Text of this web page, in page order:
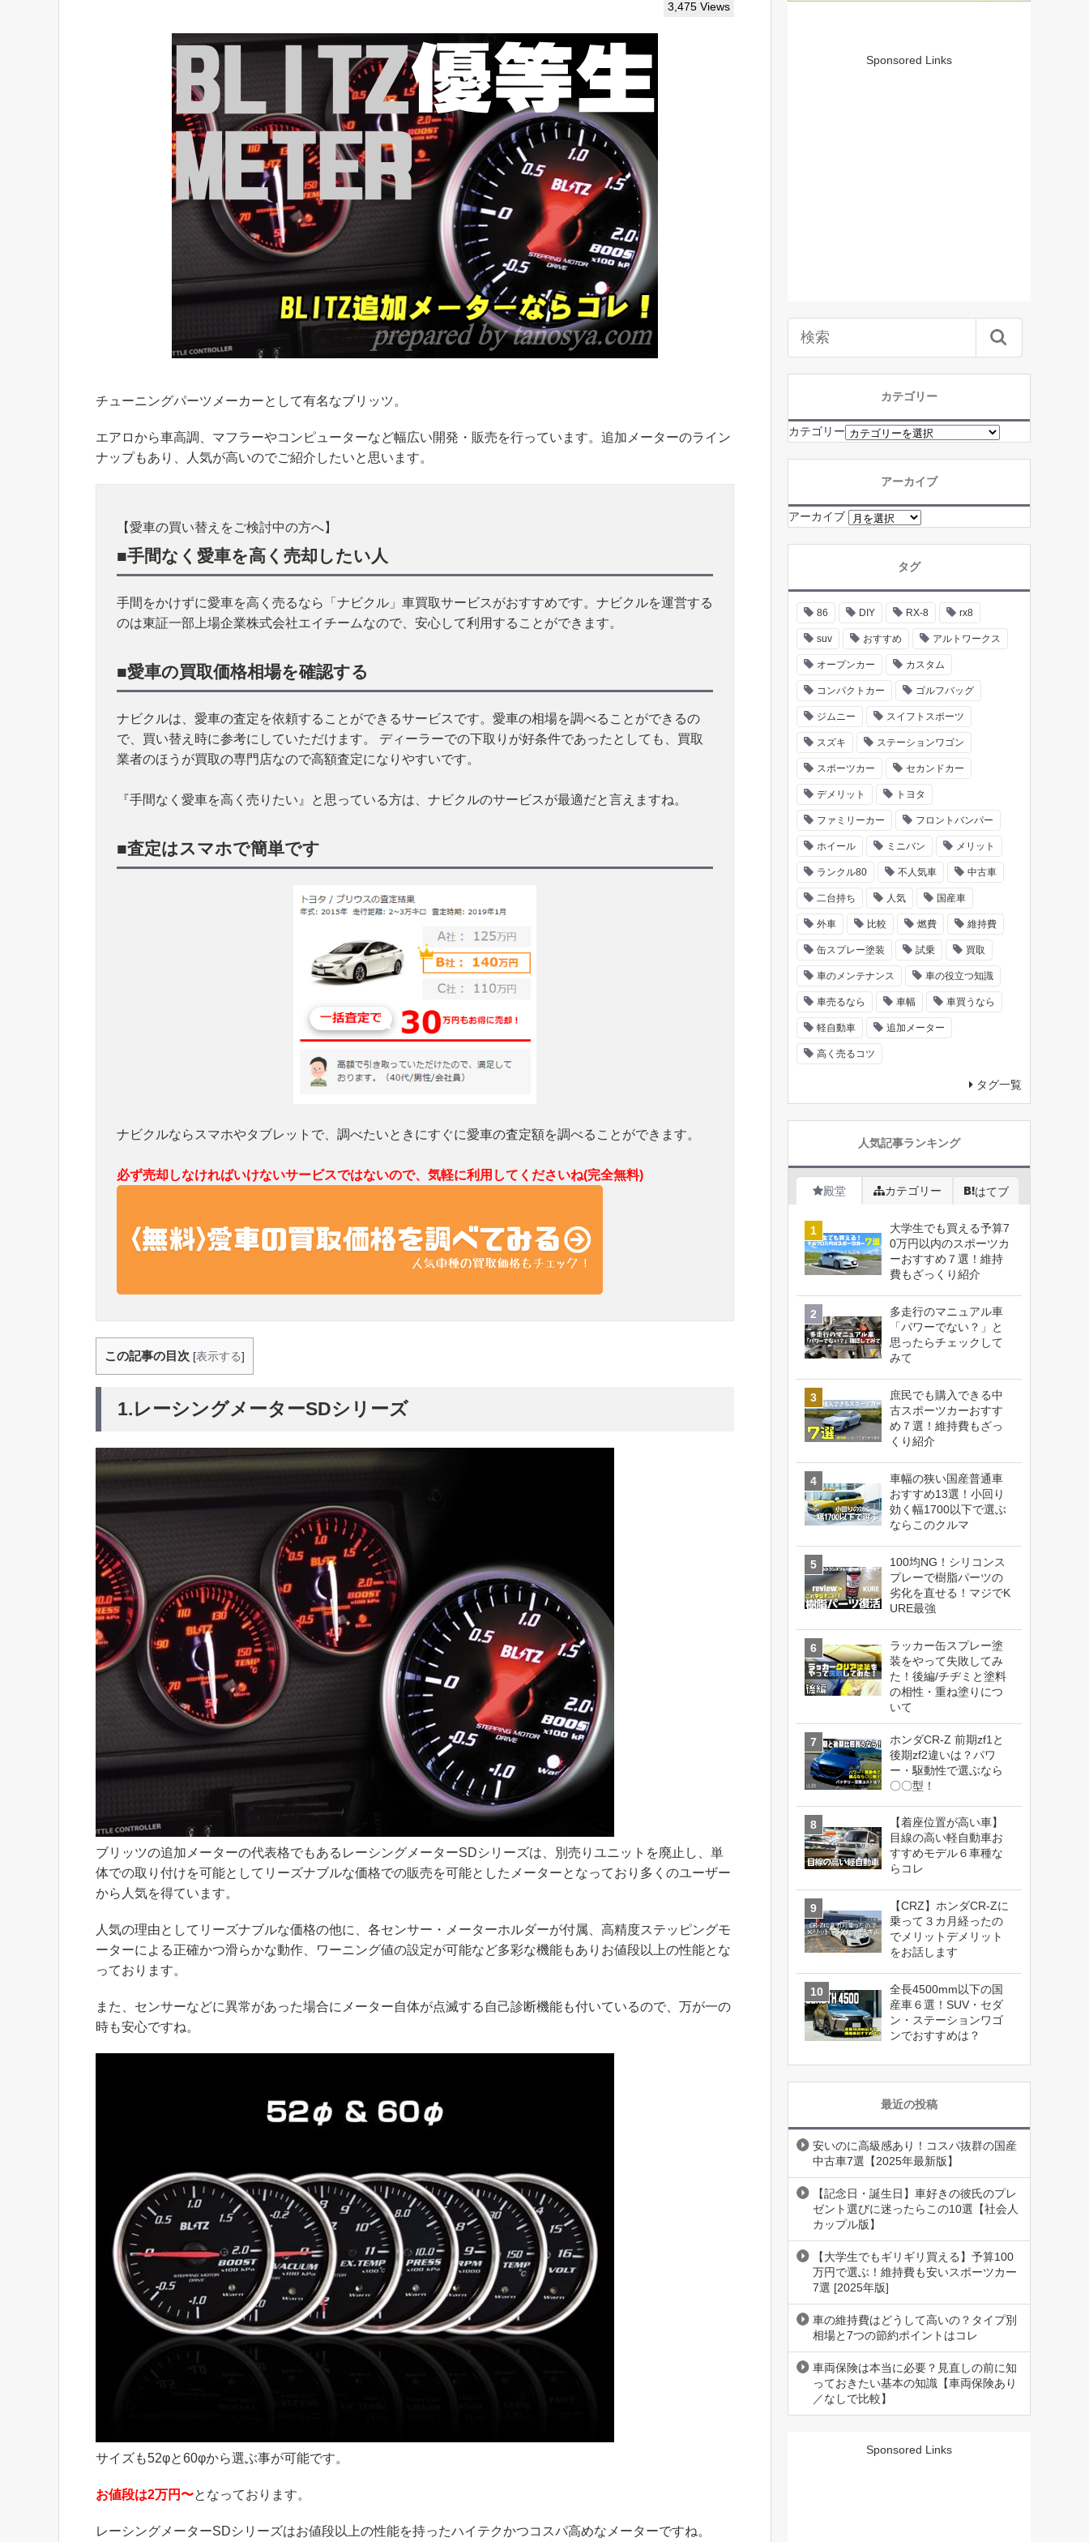
3,475 Views
チューニングパーツメーカーとして有名なブリッツ。
エアロから車高調、マフラーやコンピューターなど幅広い開発・販売を行っています。追加メーターのライン
ナップもあり、人気が高いのでご紹介したいと思います。
【愛車の買い替えをご検討中の方へ】
■手間なく愛車を高く売却したい人
手間をかけずに愛車を高く売るなら「ナビクル」車買取サービスがおすすめです。ナビクルを運営する
のは東証一部上場企業株式会社エイチームなので、安心して利用することができます。
■愛車の買取価格相場を確認する
ナビクルは、愛車の査定を依頼することができるサービスです。愛車の相場を調べることができるの
で、買い替え時に参考にしていただけます。 ディーラーでの下取りが好条件であったとしても、買取
業者のほうが買取の専門店なので高額査定になりやすいです。
『手間なく愛車を高く売りたい』と思っている方は、ナビクルのサービスが最適だと言えますね。
■査定はスマホで簡単です
ナビクルならスマホやタブレットで、調べたいときにすぐに愛車の査定額を調べることができます。
必ず売却しなければいけないサービスではないので、気軽に利用してくださいね(完全無料)
この記事の目次 [表示する]
1.レーシングメーターSDシリーズ
ブリッツの追加メーターの代表格でもあるレーシングメーターSDシリーズは、別売りユニットを廃止し、単
体での取り付けを可能としてリーズナブルな価格での販売を可能としたメーターとなっており多くのユーザー
から人気を得ています。
人気の理由としてリーズナブルな価格の他に、各センサー・メーターホルダーが付属、高精度ステッピングモ
ーターによる正確かつ滑らかな動作、ワーニング値の設定が可能など多彩な機能もありお値段以上の性能とな
っております。
また、センサーなどに異常があった場合にメーター自体が点滅する自己診断機能も付いているので、万が一の
時も安心ですね。
サイズも52φと60φから選ぶ事が可能です。
お値段は2万円〜となっております。
レーシングメーターSDシリーズはお値段以上の性能を持ったハイテクかつコスパ高めなメーターですね。
Sponsored Links
カテゴリー
カテゴリー
アーカイブ
アーカイブ
タグ
86 DIY RX-8 rx8
suv おすすめ アルトワークス
オープンカー カスタム
コンパクトカー ゴルフバッグ
ジムニー スイフトスポーツ
スズキ ステーションワゴン
スポーツカー セカンドカー
デメリット トヨタ
ファミリーカー フロントバンパー
ホイール ミニバン メリット
ランクル80 不人気車 中古車
二台持ち 人気 国産車
外車 比較 燃費 維持費
缶スプレー塗装 試乗 買取
車のメンテナンス 車の役立つ知識
車売るなら 車幅 車買うなら
軽自動車 追加メーター
高く売るコツ
タグ一覧
人気記事ランキング
殿堂 カテゴリー はてブ
大学生でも買える予算7
0万円以内のスポーツカ
ーおすすめ７選！維持
費もざっくり紹介
多走行のマニュアル車
「パワーでない？」と
思ったらチェックして
みて
庶民でも購入できる中
古スポーツカーおすす
め７選！維持費もざっ
くり紹介
車幅の狭い国産普通車
おすすめ13選！小回り
効く幅1700以下で選ぶ
ならこのクルマ
100均NG！シリコンス
プレーで樹脂パーツの
劣化を直せる！マジでK
URE最強
ラッカー缶スプレー塗
装をやって失敗してみ
た！後編/チヂミと塗料
の相性・重ね塗りにつ
いて
ホンダCR-Z 前期zf1と
後期zf2違いは？パワ
ー・駆動性で選ぶなら
〇〇型！
【着座位置が高い車】
目線の高い軽自動車お
すすめモデル６車種な
らコレ
【CRZ】ホンダCR-Zに
乗って３カ月経ったの
でメリットデメリット
をお話します
全長4500mm以下の国
産車６選！SUV・セダ
ン・ステーションワゴ
ンでおすすめは？
最近の投稿
安いのに高級感あり！コスパ抜群の国産
中古車7選【2025年最新版】
【記念日・誕生日】車好きの彼氏のプレ
ゼント選びに迷ったらこの10選【社会人
カップル版】
【大学生でもギリギリ買える】予算100
万円で選ぶ！維持費も安いスポーツカー
7選 [2025年版]
車の維持費はどうして高いの？タイプ別
相場と7つの節約ポイントはコレ
車両保険は本当に必要？見直しの前に知
っておきたい基本の知識【車両保険あり
／なしで比較】
Sponsored Links